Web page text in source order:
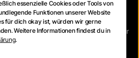
mit Beginn der Fußball-WM
Video, Social Media, Display, DOOH
Ein besonderes Highlight der
Quotenintegration im DOOH- und
direkte Anbindung an die win2day
essenzielle Cookies oder Tools von
Funktionen unserer Website
für dich okay ist, würden wir gerne
Weitere Informationen findest du in
.